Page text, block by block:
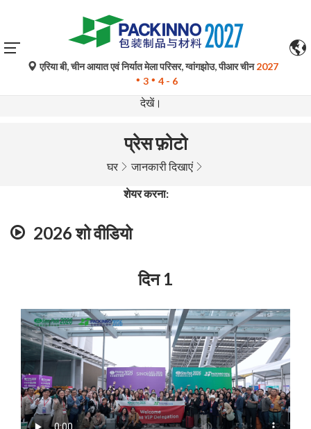
गूगल ट्रांसलेट द्वारा किए गए स्वचालित अनुवाद केवल संदर्भ के लिए हैं और
त्रुटिपूर्ण हो सकते हैं। किसी भी प्रश्न के लिए कृपया मूल भाषा संस्करण
देखें।
एरिया बी, चीन आयात एवं निर्यात मेला परिसर, ग्वांगझोउ, पीआर चीन2027
3
4 - 6
प्रेस फ़ोटो
घर जानकारी दिखाएं
शेयर करना:
2026 शो वीडियो
दिन 1